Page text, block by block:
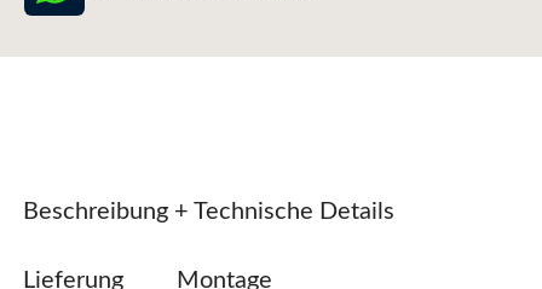
Beschreibung + Technische Details
Lieferung Montage